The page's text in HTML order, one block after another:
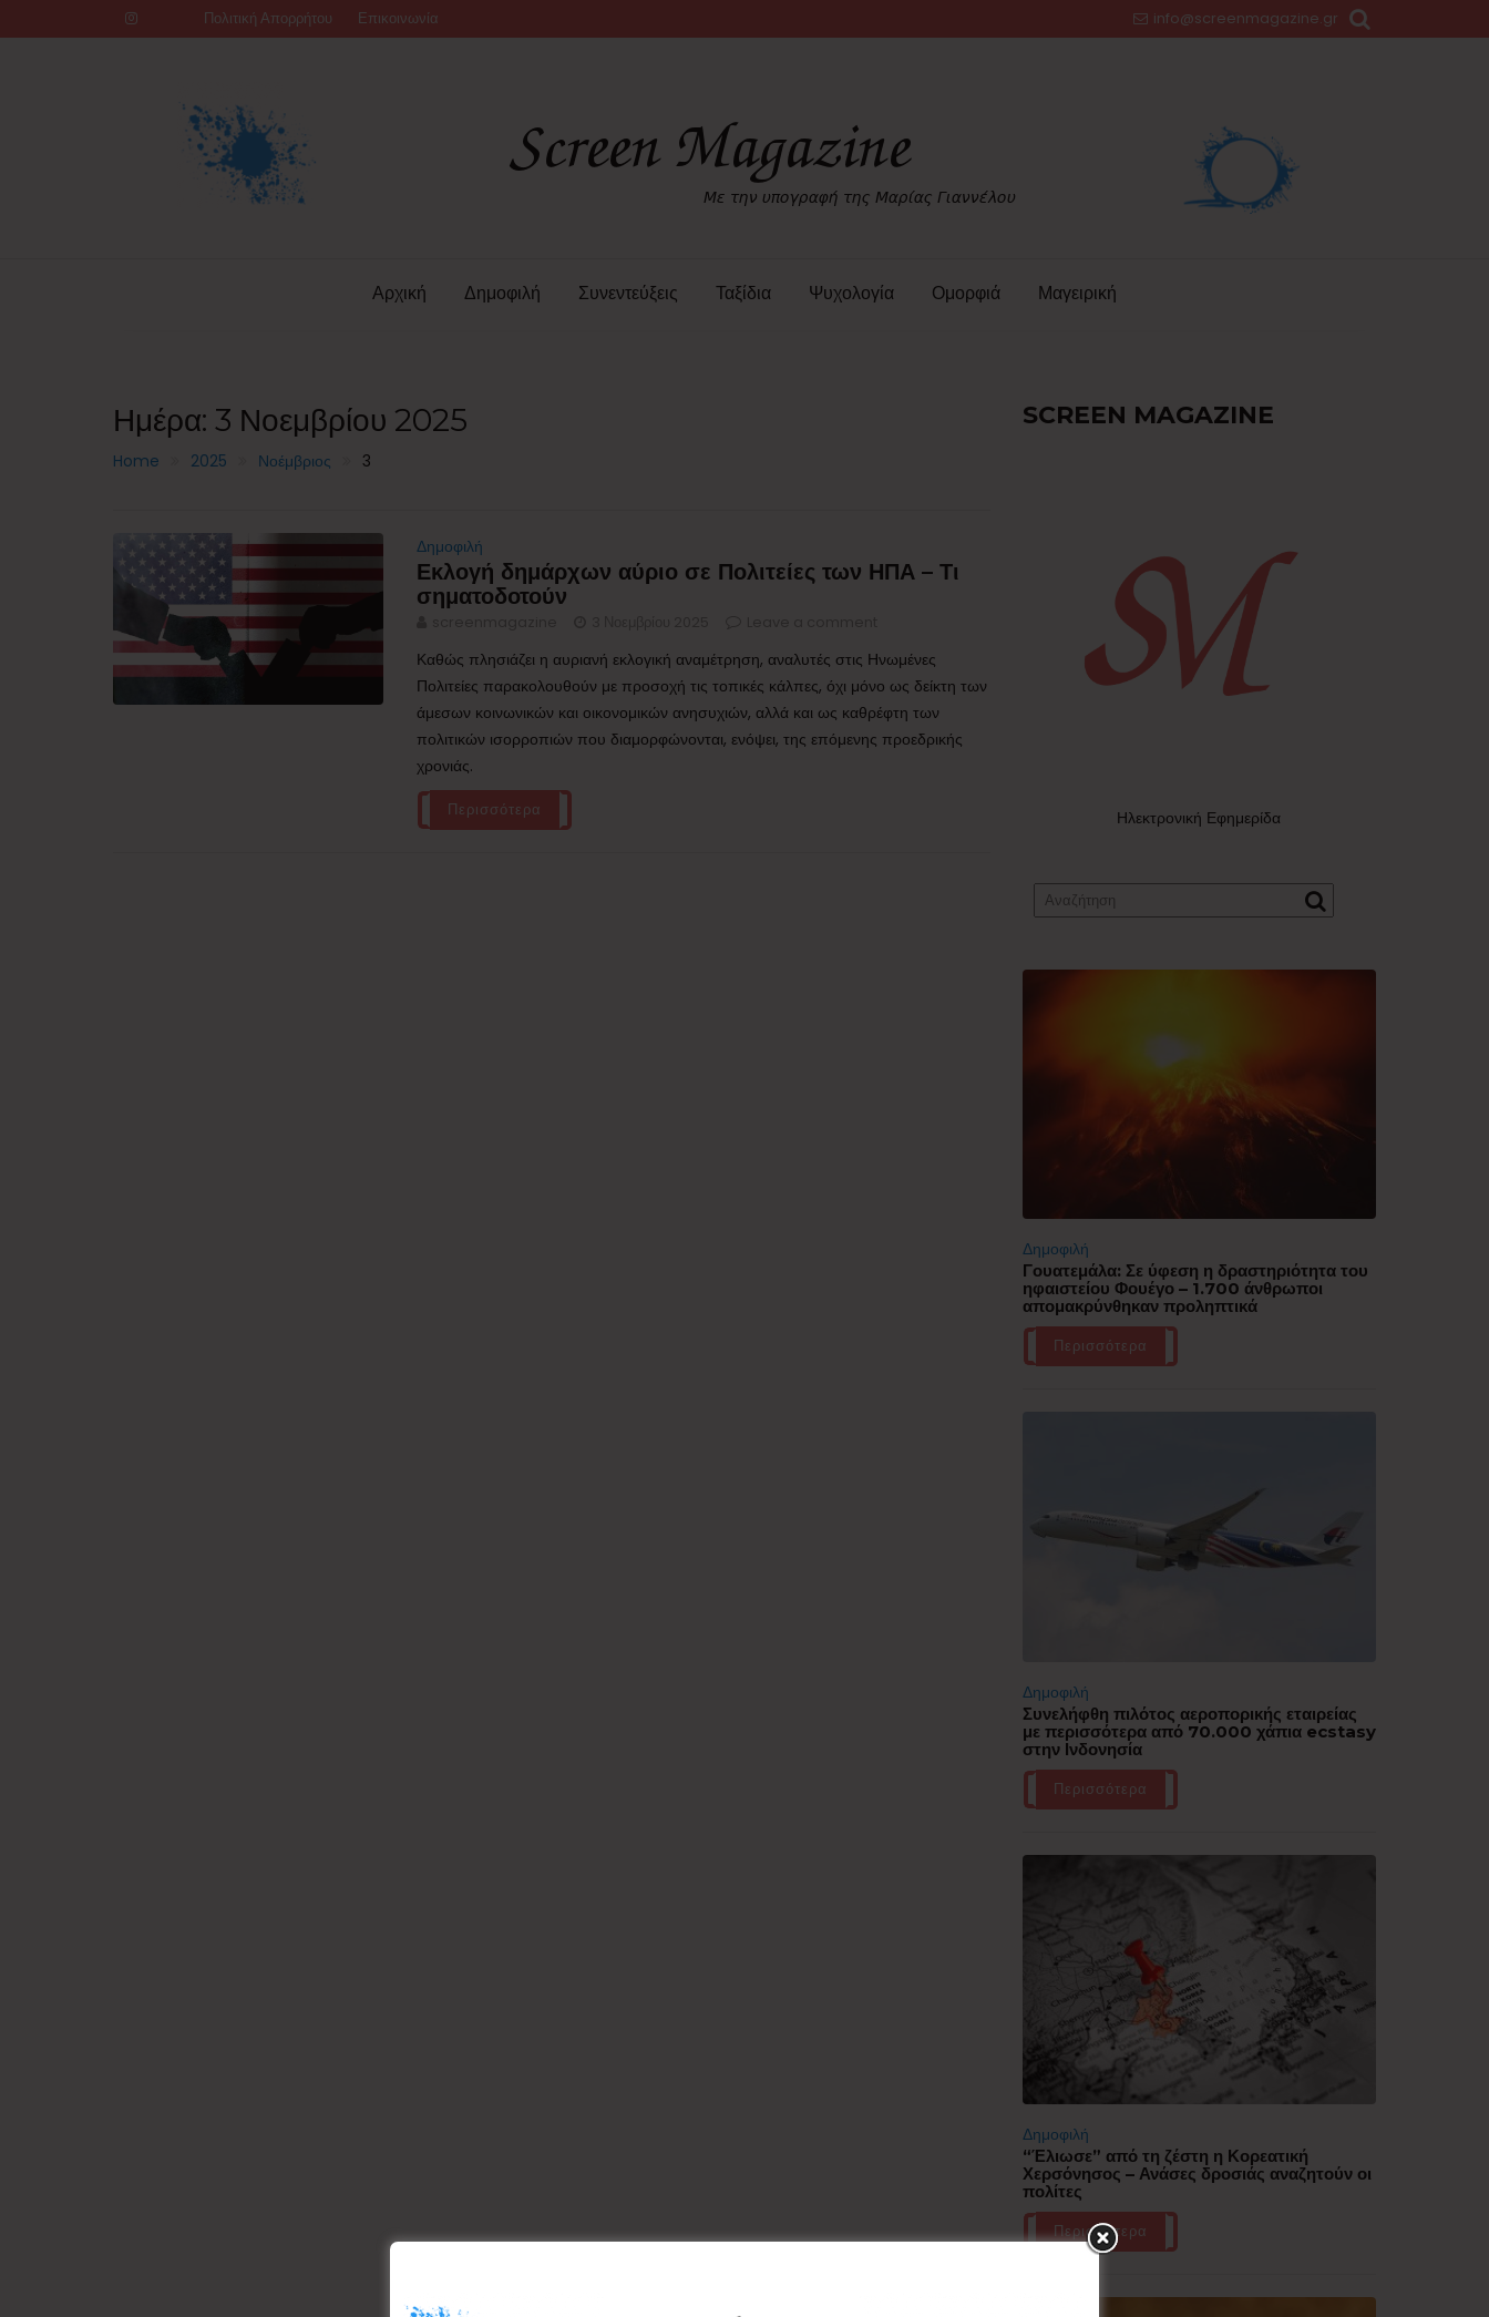
to
Πολιτική Απορρήτου Επικοινωνία info@screenmagazine.gr
Αρχική Δημοφιλή Συνεντεύξεις Ταξίδια Ψυχολογία Ομορφιά Μαγειρική
Ημέρα: 3 Νοεμβρίου 2025
Home 2025 Νοέμβριος 3
Δημοφιλή
Εκλογή δημάρχων αύριο σε Πολιτείες των ΗΠΑ – Τι
σηματοδοτούν
Καθώς πλησιάζει η αυριανή εκλογική αναμέτρηση, αναλυτές στις Ηνωμένες
Πολιτείες παρακολουθούν με προσοχή τις τοπικές κάλπες, όχι μόνο ως δείκτη των
άμεσων κοινωνικών και οικονομικών ανησυχιών, αλλά και ως καθρέφτη των
πολιτικών ισορροπιών που διαμορφώνονται, ενόψει, της επόμενης προεδρικής
χρονιάς.
Περισσότερα
SCREEN MAGAZINE
Ηλεκτρονική Εφημερίδα
Δημοφιλή
Γουατεμάλα: Σε ύφεση η δραστηριότητα του
ηφαιστείου Φουέγο – 1.700 άνθρωποι
απομακρύνθηκαν προληπτικά
Περισσότερα
Δημοφιλή
Συνελήφθη πιλότος αεροπορικής εταιρείας
με περισσότερα από 70.000 χάπια ecstasy
στην Ινδονησία
Περισσότερα
Δημοφιλή
“Έλιωσε” από τη ζέστη η Κορεατική
Χερσόνησος – Ανάσες δροσιάς αναζητούν οι
πολίτες
Περισσότερα